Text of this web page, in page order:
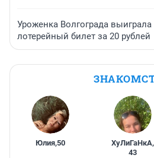
Уроженка Волгограда
лотерейный билет за 20 рублей
Юлия,50 ХуЛиГаНкА,
43